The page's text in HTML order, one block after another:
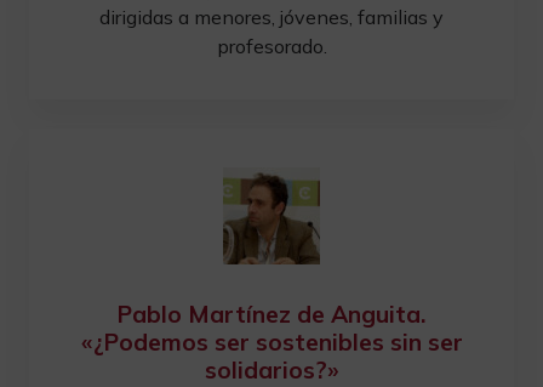
dirigidas a menores, jóvenes, familias y
profesorado.
Pablo Martínez de Anguita.
«¿Podemos ser sostenibles sin ser
solidarios?»